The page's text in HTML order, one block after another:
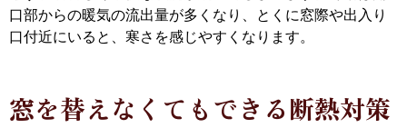
口部からの暖気の流出量が多くなり、とくに窓際や出入り
口付近にいると、寒さを感じやすくなります。
窓を替えなくてもできる断熱対策